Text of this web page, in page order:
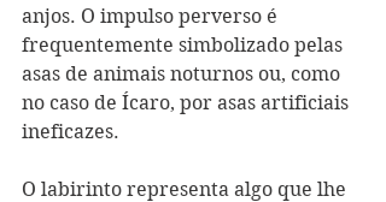
anjos. O impulso perverso é
frequentemente simbolizado pelas
asas de animais noturnos ou, como
no caso de Ícaro, por asas artificiais
ineficazes.
O labirinto representa algo que lhe